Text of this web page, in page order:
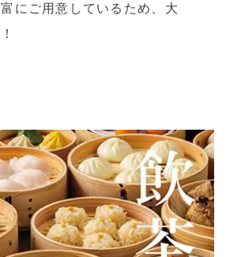
にご用意しているため、大